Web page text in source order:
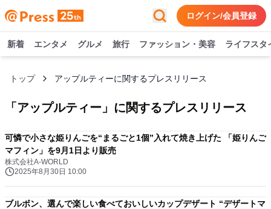
ログイン/会員登録
新着 エンタメ グルメ 旅行 ファッション・美容 ライフスタ
トップ アップルティーに関するプレスリリース
「 アップルティー 」に関するプレスリリース
可憐で小さな姫りんごを“まるごと1個”入れて焼き上げた 「姫りんご
マフィン」を9月1日より販売
株式会社A-WORLD
2025年8月30日 10:00
ブルボン、選んで楽しい食べておいしいカップデザート “デザートマ